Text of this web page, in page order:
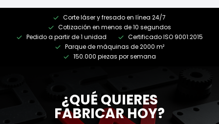
Corte láser y fresado en línea 24/7
Cotización en menos de 10 segundos
Pedido a partir de 1 unidad
Certificado ISO 9001:2015
Parque de máquinas de 2000 m²
150.000 piezas por semana
¿QUÉ QUIERES
FABRICAR HOY?